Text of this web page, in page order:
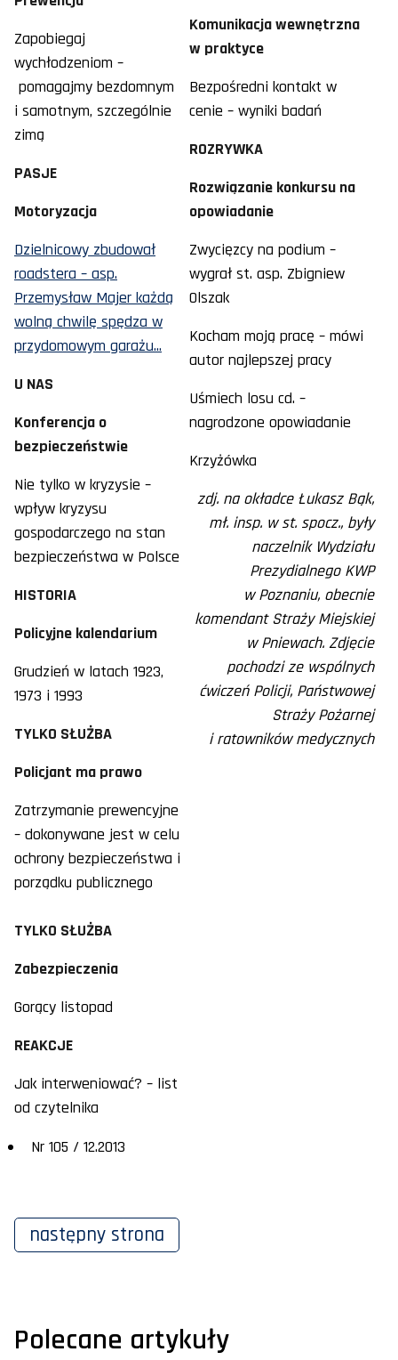
Zapobiegaj
wychłodzeniom –
pomagajmy bezdomnym
i samotnym, szczególnie
zimą
PASJE
Motoryzacja
Dzielnicowy zbudował
roadstera – asp.
Przemysław Majer każdą
wolną chwilę spędza w
przydomowym garażu...
U NAS
Konferencja o
bezpieczeństwie
Nie tylko w kryzysie –
wpływ kryzysu
gospodarczego na stan
bezpieczeństwa w Polsce
HISTORIA
Policyjne kalendarium
Grudzień w latach 1923,
1973 i 1993
TYLKO SŁUŻBA
Policjant ma prawo
Zatrzymanie prewencyjne
– dokonywane jest w celu
ochrony bezpieczeństwa i
porządku publicznego
TYLKO SŁUŻBA
Zabezpieczenia
Gorący listopad
REAKCJE
Jak interweniować? – list
od czytelnika
Komunikacja wewnętrzna
w praktyce
Bezpośredni kontakt w
cenie – wyniki badań
ROZRYWKA
Rozwiązanie konkursu na
opowiadanie
Zwycięzcy na podium –
wygrał st. asp. Zbigniew
Olszak
Kocham moją pracę – mówi
autor najlepszej pracy
Uśmiech losu cd. –
nagrodzone opowiadanie
Krzyżówka
zdj. na okładce Łukasz Bąk,
mł. insp. w st. spocz., były
naczelnik Wydziału
Prezydialnego KWP
w Poznaniu, obecnie
komendant Straży Miejskiej
w Pniewach. Zdjęcie
pochodzi ze wspólnych
ćwiczeń Policji, Państwowej
Straży Pożarnej
i ratowników medycznych
Nr 105 / 12.2013
następny strona
Polecane artykuły